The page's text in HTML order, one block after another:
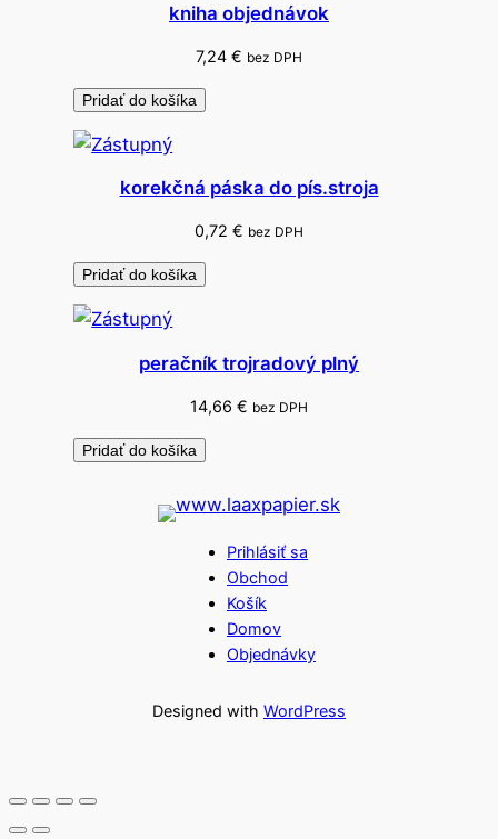
kniha objednávok
7,24 € bez DPH
Pridať do košíka
korekčná páska do pís.stroja
0,72 € bez DPH
Pridať do košíka
peračník trojradový plný
14,66 € bez DPH
Pridať do košíka
Prihlásiť sa
Obchod
Košík
Domov
Objednávky
Designed with WordPress